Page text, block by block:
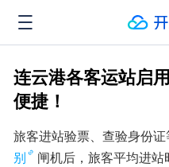
连云港各客运站启
便捷！
旅客进站验票、查验身份
别
闸机后，旅客平均进